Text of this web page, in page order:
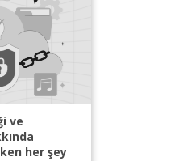
ve
her şey